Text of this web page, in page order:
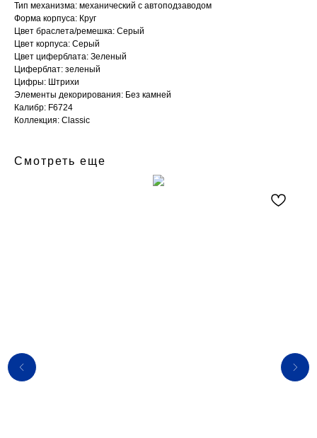
Тип механизма: механический с автоподзаводом
Форма корпуса: Круг
Цвет браслета/ремешка: Серый
Цвет корпуса: Серый
Цвет циферблата: Зеленый
Циферблат: зеленый
Цифры: Штрихи
Элементы декорирования: Без камней
Калибр: F6724
Коллекция: Classic
Смотреть еще